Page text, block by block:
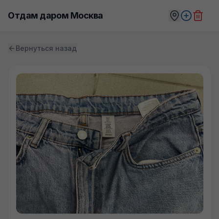
Отдам даром Москва
Вернуться назад